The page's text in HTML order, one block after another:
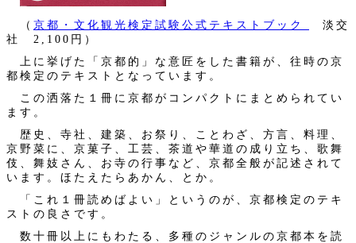
（ 京都・文化観光検定試験公式テキストブック
淡交
社 2,100円）
上に挙げた「京都的」な意匠をした書籍が、往時の京
都検定のテキストとなっています。
この洒落た１冊に京都がコンパクトにまとめられてい
ます。
歴史、寺社、建築、お祭り、ことわざ、方言、料理、
京野菜に、京菓子、工芸、茶道や華道の成り立ち、歌舞
伎、舞妓さん、お寺の行事など、京都全般が記述されて
います。ほたえたらあかん、とか。
「これ１冊読めばよい」というのが、京都検定のテキ
ストの良さです。
数十冊以上にもわたる、多種のジャンルの京都本を読